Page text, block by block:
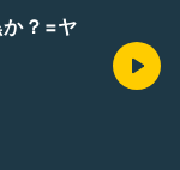
？=ヤ